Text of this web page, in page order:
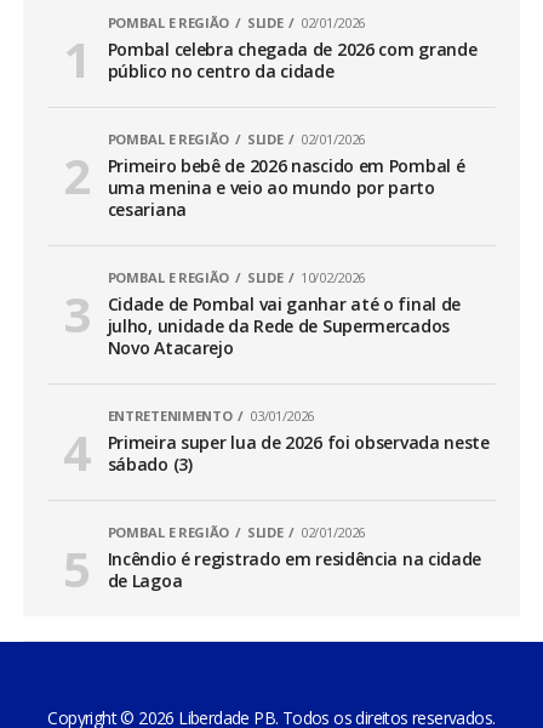
POMBAL E REGIÃO SLIDE 02/01/2026
Pombal celebra chegada de 2026 com grande
público no centro da cidade
POMBAL E REGIÃO SLIDE 02/01/2026
Primeiro bebê de 2026 nascido em Pombal é
uma menina e veio ao mundo por parto
cesariana
POMBAL E REGIÃO SLIDE 10/02/2026
Cidade de Pombal vai ganhar até o final de
julho, unidade da Rede de Supermercados
Novo Atacarejo
ENTRETENIMENTO 03/01/2026
Primeira super lua de 2026 foi observada neste
sábado (3)
POMBAL E REGIÃO SLIDE 02/01/2026
Incêndio é registrado em residência na cidade
de Lagoa
Copyright © 2026 Liberdade PB. Todos os direitos reservados.